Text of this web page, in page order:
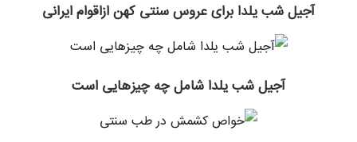
آجیل شب یلدا برای عروس سنتی کهن ازاقوام ایرانی
آجیل شب یلدا شامل چه چیزهایی است